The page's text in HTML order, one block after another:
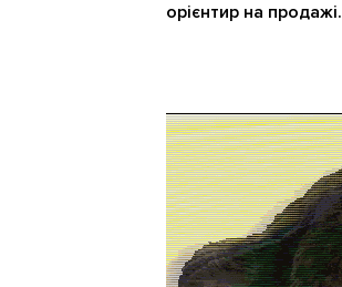
орієнтир на продажі.